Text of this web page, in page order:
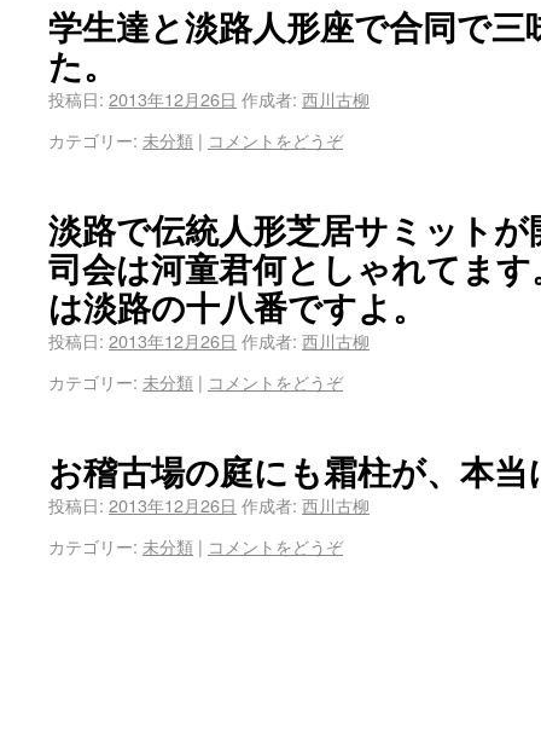
学生達と淡路人形座で合同で三
た。
投稿日: 2013年12月26日 作成者: 西川古柳
カテゴリー: 未分類 | コメントをどうぞ
淡路で伝統人形芝居サミット
司会は河童君何としゃれてま
は淡路の十八番ですよ。
投稿日: 2013年12月26日 作成者: 西川古柳
カテゴリー: 未分類 | コメントをどうぞ
お稽古場の庭にも霜柱が、本
投稿日: 2013年12月26日 作成者: 西川古柳
カテゴリー: 未分類 | コメントをどうぞ